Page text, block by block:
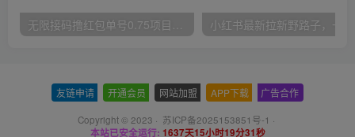
无限接码撸红包单号0.75项目无偿分享给你【揭秘】
友链申请 开通会员 网站加盟 APP下载 广告合作
Copyright © 2023 · 苏ICP备2025153851号-1 ·
本站已安全运行: 1637天15小时19分32秒